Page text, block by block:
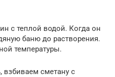
с теплой водой. Когда он
баню до растворения.
температуры.
взбиваем сметану с